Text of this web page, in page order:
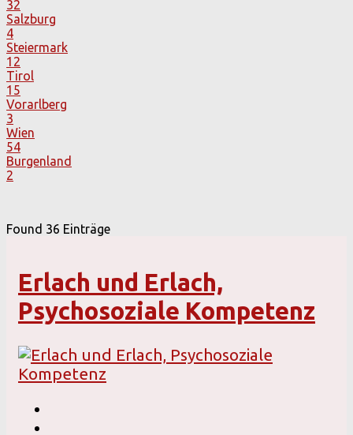
32
Salzburg
4
Steiermark
12
Tirol
15
Vorarlberg
3
Wien
54
Burgenland
2
Found 36 Einträge
Erlach und Erlach,
Psychosoziale Kompetenz